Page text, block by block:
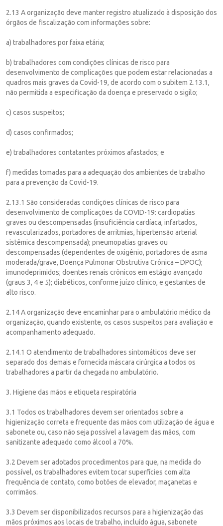
2.13 A organização deve manter registro atualizado à disposição dos
órgãos de fiscalização com informações sobre:
a) trabalhadores por faixa etária;
b) trabalhadores com condições clínicas de risco para
desenvolvimento de complicações que podem estar relacionadas a
quadros mais graves da Covid-19, de acordo com o subitem 2.13.1,
não permitida a especificação da doença e preservado o sigilo;
c) casos suspeitos;
d) casos confirmados;
e) trabalhadores contatantes próximos afastados; e
f) medidas tomadas para a adequação dos ambientes de trabalho
para a prevenção da Covid-19.
2.13.1 São consideradas condições clínicas de risco para
desenvolvimento de complicações da COVID-19: cardiopatias
graves ou descompensadas (insuficiência cardíaca, infartados,
revascularizados, portadores de arritmias, hipertensão arterial
sistêmica descompensada); pneumopatias graves ou
descompensadas (dependentes de oxigênio, portadores de asma
moderada/grave, Doença Pulmonar Obstrutiva Crônica – DPOC);
imunodeprimidos; doentes renais crônicos em estágio avançado
(graus 3, 4 e 5); diabéticos, conforme juízo clínico, e gestantes de
alto risco.
2.14 A organização deve encaminhar para o ambulatório médico da
organização, quando existente, os casos suspeitos para avaliação e
acompanhamento adequado.
2.14.1 O atendimento de trabalhadores sintomáticos deve ser
separado dos demais e fornecida máscara cirúrgica a todos os
trabalhadores a partir da chegada no ambulatório.
3. Higiene das mãos e etiqueta respiratória
3.1 Todos os trabalhadores devem ser orientados sobre a
higienização correta e frequente das mãos com utilização de água e
sabonete ou, caso não seja possível a lavagem das mãos, com
sanitizante adequado como álcool a 70%.
3.2 Devem ser adotados procedimentos para que, na medida do
possível, os trabalhadores evitem tocar superfícies com alta
frequência de contato, como botões de elevador, maçanetas e
corrimãos.
3.3 Devem ser disponibilizados recursos para a higienização das
mãos próximos aos locais de trabalho, incluído água, sabonete